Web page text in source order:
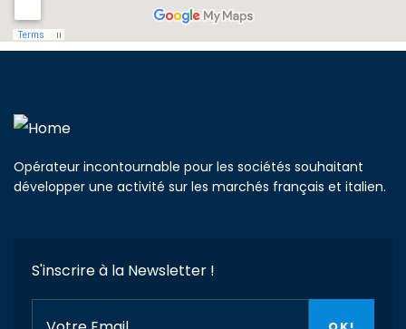
Opérateur incontournable pour les sociétés souhaitant
développer une activité sur les marchés français et italien.
S'inscrire à la Newsletter !